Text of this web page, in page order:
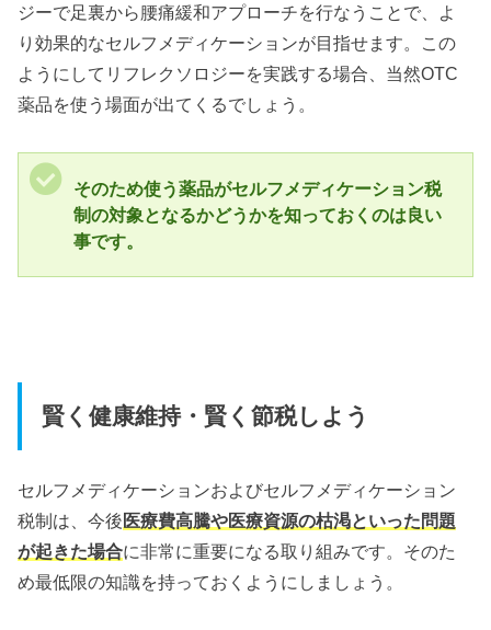
ジーで足裏から腰痛緩和アプローチを行なうことで、よ
り効果的なセルフメディケーションが目指せます。この
ようにしてリフレクソロジーを実践する場合、当然OTC
薬品を使う場面が出てくるでしょう。
そのため使う薬品がセルフメディケーション税
制の対象となるかどうかを知っておくのは良い
事です。
賢く健康維持・賢く節税しよう
セルフメディケーションおよびセルフメディケーション
税制は、今後医療費高騰や医療資源の枯渇といった問題
が起きた場合に非常に重要になる取り組みです。そのた
め最低限の知識を持っておくようにしましょう。